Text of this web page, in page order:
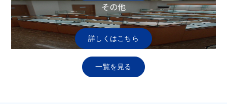
その他
詳しくはこちら
一覧を見る